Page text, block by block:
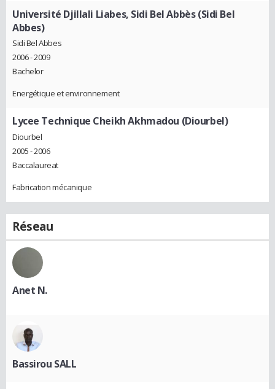
Université Djillali Liabes, Sidi Bel Abbès (Sidi Bel
Abbes)
Sidi Bel Abbes
2006 - 2009
Bachelor
Energétique et environnement
Lycee Technique Cheikh Akhmadou (Diourbel)
Diourbel
2005 - 2006
Baccalaureat
Fabrication mécanique
Réseau
Anet N.
Bassirou SALL